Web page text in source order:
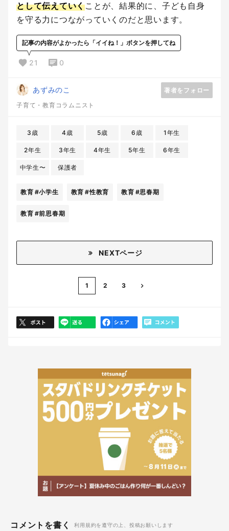
として伝えていくことが、結果的に、子ども自身
を守る力につながっていくのだと思います。
記事の内容がよかったら「イイね！」ボタンを押してね
21 0
NEXTページ
1 2 3
あずみのこ
著者をフォロー
子育て・教育コラムニスト
3歳 4歳 5歳 6歳 1年生
2年生 3年生 4年生 5年生 6年生
中学生〜 保護者
教育 #小学生 教育 #性教育 教育 #思春期
教育 #前思春期
コメントを書く 利用規約を遵守の上、投稿お願いします